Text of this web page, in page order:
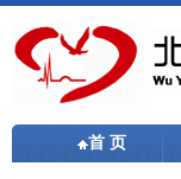
首 页